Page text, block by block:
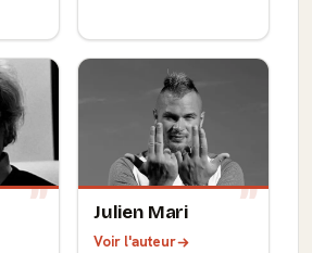
Julien Mari
Voir l'auteur